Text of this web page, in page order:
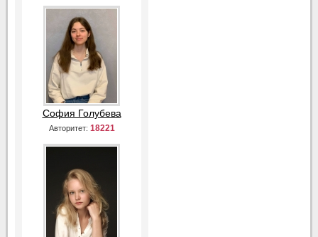
София Голубева
Авторитет: 18221